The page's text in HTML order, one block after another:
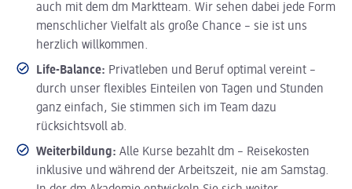
auch mit dem dm Marktteam. Wir sehen dabei jede Form
menschlicher Vielfalt als große Chance – sie ist uns
herzlich willkommen.
Life-Balance: Privatleben und Beruf optimal vereint –
durch unser flexibles Einteilen von Tagen und Stunden
ganz einfach, Sie stimmen sich im Team dazu
rücksichtsvoll ab.
Weiterbildung: Alle Kurse bezahlt dm – Reisekosten
inklusive und während der Arbeitszeit, nie am Samstag.